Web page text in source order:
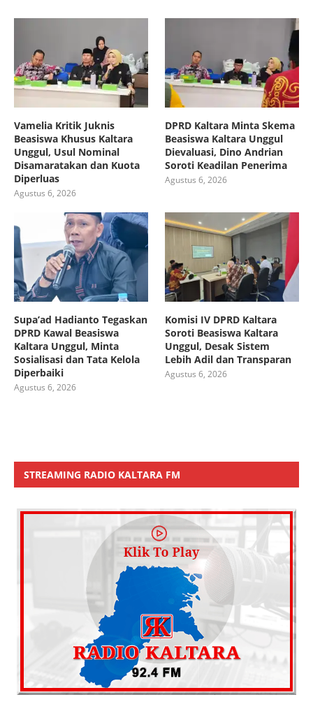
Vamelia Kritik Juknis
Beasiswa Khusus Kaltara
Unggul, Usul Nominal
Disamaratakan dan Kuota
Diperluas
Agustus 6, 2026
DPRD Kaltara Minta Skema
Beasiswa Kaltara Unggul
Dievaluasi, Dino Andrian
Soroti Keadilan Penerima
Agustus 6, 2026
Supa’ad Hadianto Tegaskan
DPRD Kawal Beasiswa
Kaltara Unggul, Minta
Sosialisasi dan Tata Kelola
Diperbaiki
Agustus 6, 2026
Komisi IV DPRD Kaltara
Soroti Beasiswa Kaltara
Unggul, Desak Sistem
Lebih Adil dan Transparan
Agustus 6, 2026
STREAMING RADIO KALTARA FM